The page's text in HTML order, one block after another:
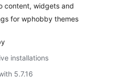
content, widgets and
for wphobby themes
installations
5.7.16